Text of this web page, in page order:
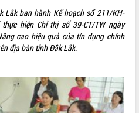
Lắk ban hành Kế hoạch số 211/KH-
hiện Chỉ thị số 39-CT/TW ngày
cao hiệu quả của tín dụng chính
địa bàn tỉnh Đắk Lắk.